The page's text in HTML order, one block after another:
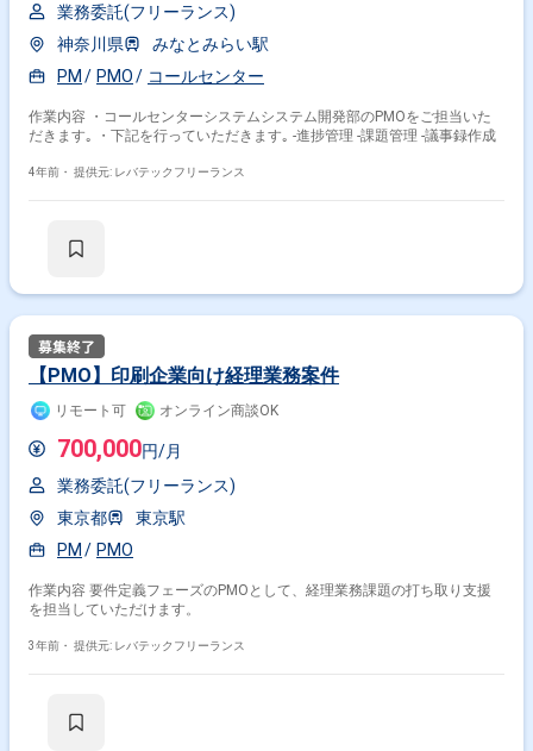
業務委託(フリーランス)
神奈川県
みなとみらい駅
PM
PMO コールセンター
作業内容 ・コールセンターシステムシステム開発部のPMOをご担当いた
だきます｡ ・下記を行っていただきます｡ -進捗管理 -課題管理 -議事録作成
4年前・ 提供元: レバテックフリーランス
【PMO】印刷企業向け経理業務案件
リモート可 オンライン商談OK
700,000円/月
業務委託(フリーランス)
東京都
東京駅
PM
PMO
作業内容 要件定義フェーズのPMOとして、経理業務課題の打ち取り支援
を担当していただけます。
3年前・ 提供元: レバテックフリーランス